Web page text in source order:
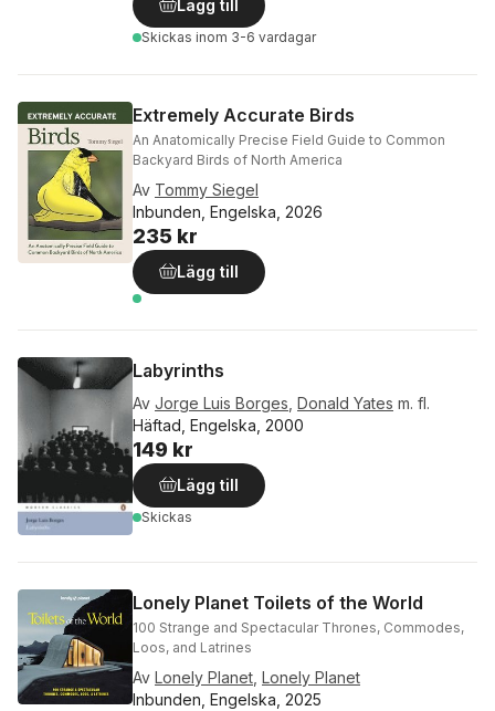
Lägg till
Skickas inom 3-6 vardagar
Extremely Accurate Birds
An Anatomically Precise Field Guide to Common
Backyard Birds of North America
Av Tommy Siegel
Inbunden, Engelska, 2026
235 kr
Lägg till
Labyrinths
Av Jorge Luis Borges Donald Yates m. fl.
Häftad, Engelska, 2000
149 kr
Lägg till
Skickas
Lonely Planet Toilets of the World
100 Strange and Spectacular Thrones, Commodes,
Loos, and Latrines
Av Lonely Planet Lonely Planet
Inbunden, Engelska, 2025